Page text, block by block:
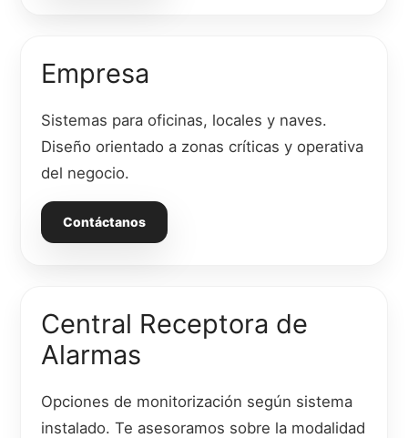
Empresa
Sistemas para oficinas, locales y naves.
Diseño orientado a zonas críticas y operativa
del negocio.
Contáctanos
Central Receptora de
Alarmas
Opciones de monitorización según sistema
instalado. Te asesoramos sobre la modalidad